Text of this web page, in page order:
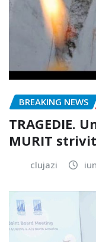
BREAKING NEWS
TRAGEDIE.
MURIT
clujazi